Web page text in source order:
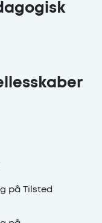
på Tilsted